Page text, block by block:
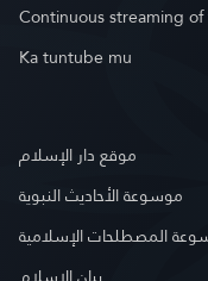
Continuous streaming
Ka tuntube mu
موقع دار الإسلام
موسوعة الأحاديث النبوية
المصطلحات الإسلامية